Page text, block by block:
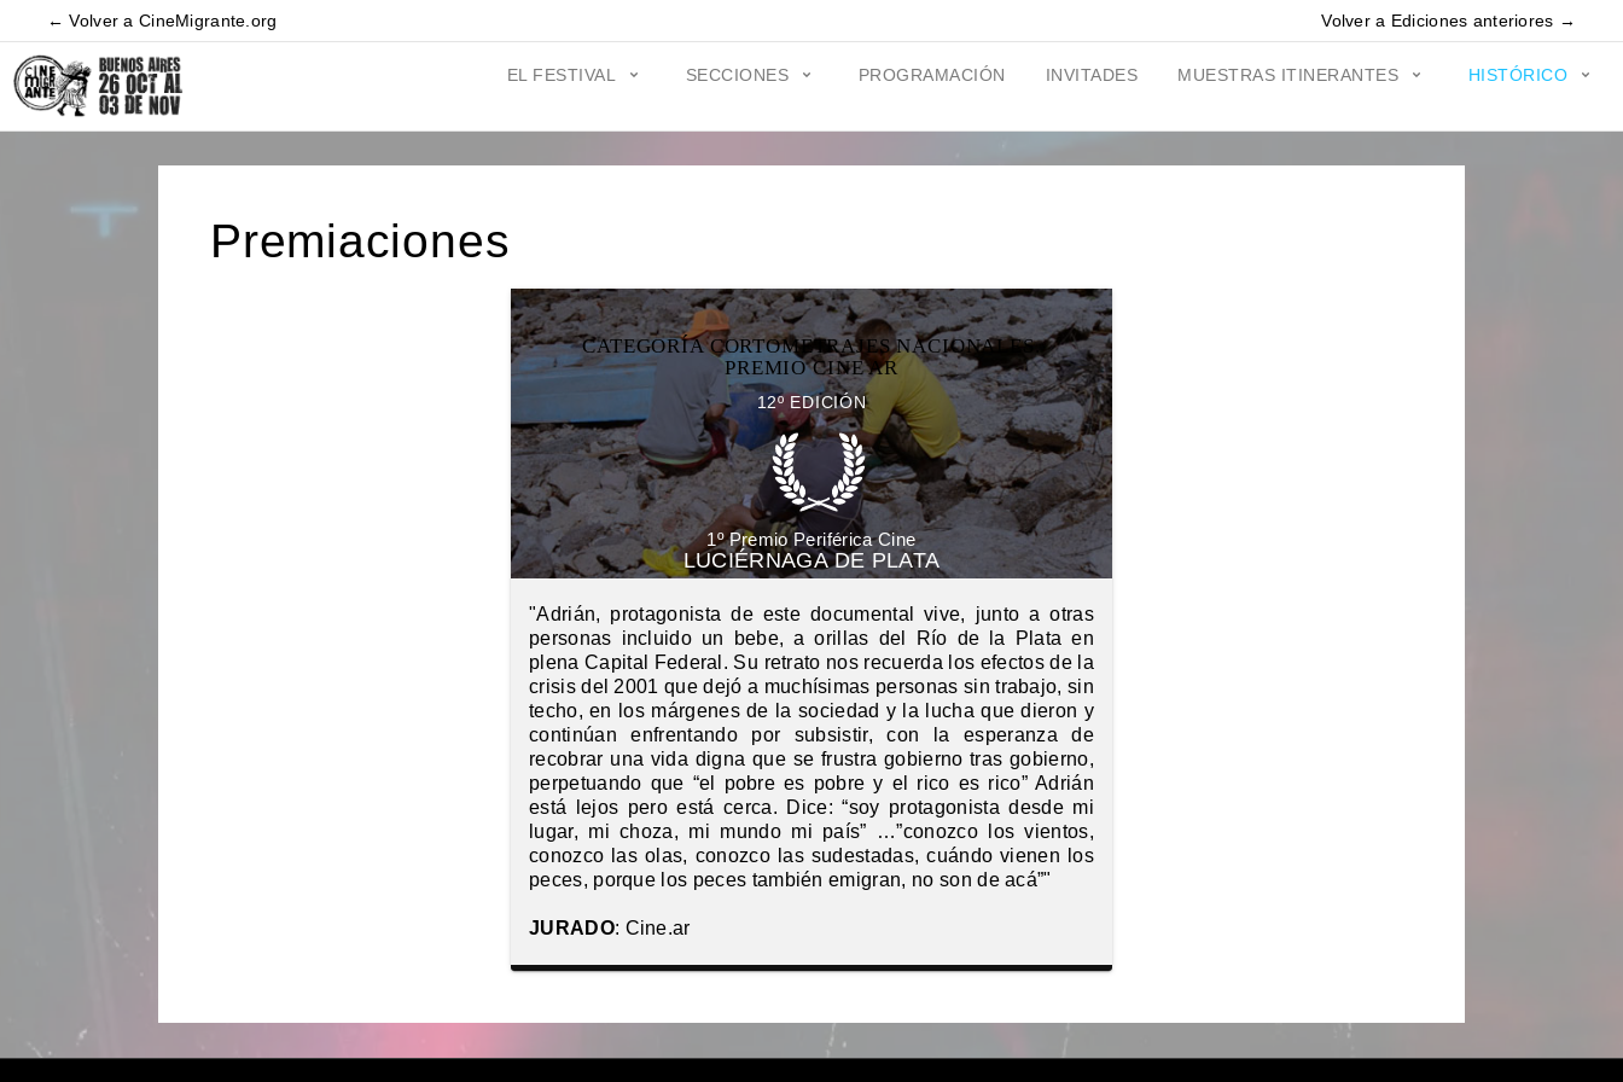
← Volver a CineMigrante.org Volver a Ediciones anteriores →
EL FESTIVAL SECCIONES PROGRAMACIÓN INVITADES MUESTRAS ITINERANTES HISTÓRICO
Premiaciones
CATEGORÍA CORTOMETRAJES NACIONALES.
PREMIO CINE AR
12º EDICIÓN
1º Premio Periférica Cine
LUCIÉRNAGA DE PLATA
"Adrián, protagonista de este documental vive, junto a otras
personas incluido un bebe, a orillas del Río de la Plata en
plena Capital Federal. Su retrato nos recuerda los efectos de la
crisis del 2001 que dejó a muchísimas personas sin trabajo, sin
techo, en los márgenes de la sociedad y la lucha que dieron y
continúan enfrentando por subsistir, con la esperanza de
recobrar una vida digna que se frustra gobierno tras gobierno,
perpetuando que “el pobre es pobre y el rico es rico” Adrián
está lejos pero está cerca. Dice: “soy protagonista desde mi
lugar, mi choza, mi mundo mi país” …”conozco los vientos,
conozco las olas, conozco las sudestadas, cuándo vienen los
peces, porque los peces también emigran, no son de acá”"
JURADO: Cine.ar